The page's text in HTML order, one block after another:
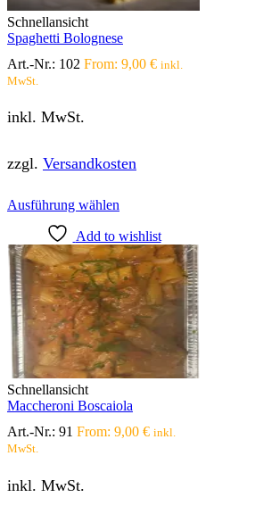
Schnellansicht
Spaghetti Bolognese
Art.-Nr.: 102 From: 9,00 € inkl.
MwSt.
inkl. MwSt.
zzgl. Versandkosten
Ausführung wählen
weist
mehrere
Varianten
auf.
Die
Optionen
können
der
Produktseite
werden
Add to wishlist
Schnellansicht
Maccheroni Boscaiola
Art.-Nr.: 91 From: 9,00 € inkl.
MwSt.
inkl. MwSt.